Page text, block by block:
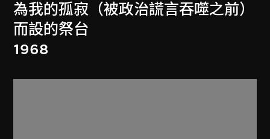
為我的孤寂（被政治謊言吞噬之前）
而設的祭台
1968